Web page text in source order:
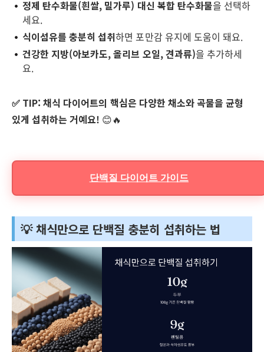
정제 탄수화물(흰쌀, 밀가루) 대신 복합 탄수화물을 선택하
세요.
식이섬유를 충분히 섭취하면 포만감 유지에 도움이 돼요.
건강한 지방(아보카도, 올리브 오일, 견과류)을 추가하세
요.
✅ TIP: 채식 다이어트의 핵심은 다양한 채소와 곡물을 균형
있게 섭취하는 거예요! 😊🔥
단백질 다이어트 가이드
💡 채식만으로 단백질 충분히 섭취하는 법